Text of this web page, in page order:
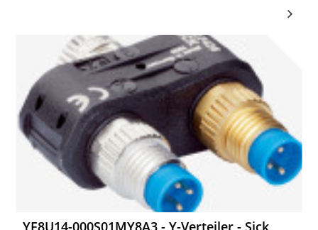
YF8U14-000S01MY8A3 - Y-Verteiler - Sick